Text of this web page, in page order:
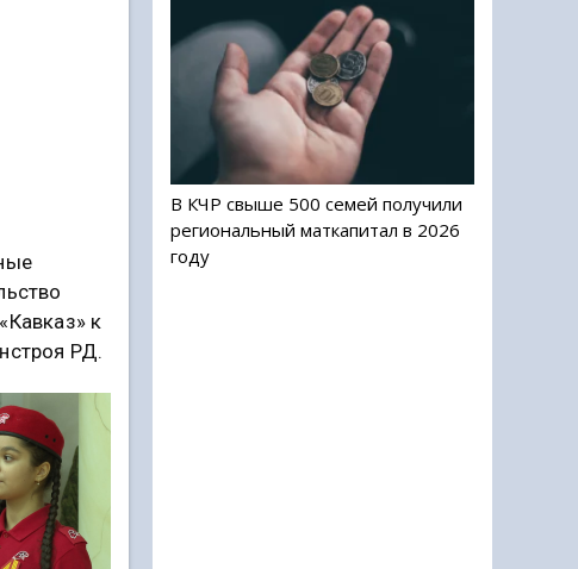
к
РД.
В КЧР свыше 500 семей получили
региональный маткапитал в 2026
году